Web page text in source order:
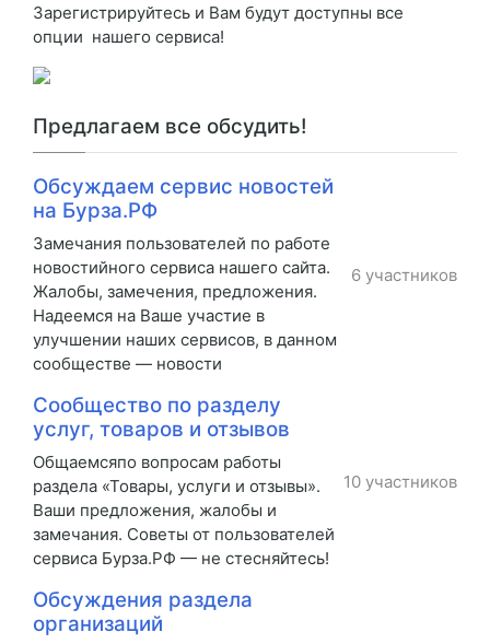
Зарегистрируйтесь и Вам будут доступны все
опции нашего сервиса!
Предлагаем все обсудить!
Обсуждаем сервис новостей
на Бурза.РФ
Замечания пользователей по работе
новостийного сервиса нашего сайта.
Жалобы, замечения, предложения.
Надеемся на Ваше участие в
улучшении наших сервисов, в данном
сообществе — новости
6 участников
Сообщество по разделу
услуг, товаров и отзывов
Общаемсяпо вопросам работы
раздела «Товары, услуги и отзывы».
Ваши предложения, жалобы и
замечания. Советы от пользователей
сервиса Бурза.РФ — не стесняйтесь!
10 участников
Обсуждения раздела
организаций